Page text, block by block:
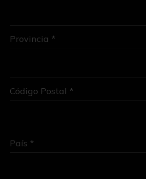
Provincia *
Código Postal *
País *